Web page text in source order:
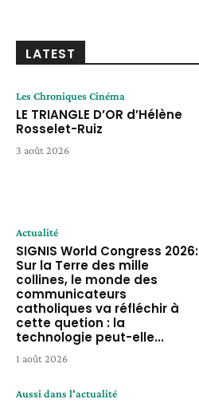
LATEST
Les Chroniques Cinéma
LE TRIANGLE D’OR d’Hélène
Rosselet-Ruiz
3 août 2026
Actualité
SIGNIS World Congress 2026:
Sur la Terre des mille
collines, le monde des
communicateurs
catholiques va réfléchir à
cette quetion : la
technologie peut-elle...
1 août 2026
Aussi dans l'actualité